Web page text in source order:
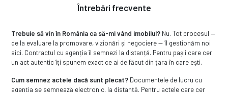
Întrebări frecvente
Trebuie să vin în România ca să-mi vând imobilul? Nu. Tot procesul —
de la evaluare la promovare, vizionări și negociere — îl gestionăm noi
aici. Contractul cu agenția îl semnezi la distanță. Pentru pașii care cer
un act autentic îți spunem exact ce ai de făcut din țara în care ești.
Cum semnez actele dacă sunt plecat? Documentele de lucru cu
agenția se semnează electronic, la distanță. Pentru actele care cer